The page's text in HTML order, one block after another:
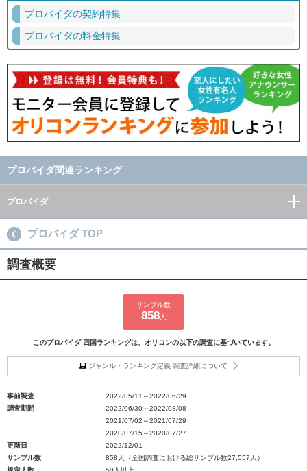
プロバイダの契約特集
プロバイダの料金特集
プロバイダ関連ランキング
プロバイダ
プロバイダ TOP
調査概要
サンプル数
858人
このプロバイダ 四国ランキングは、オリコンの以下の調査に基づいています。
ジャンル・ランキング定義 調査詳細について
事前調査
2022/05/11～2022/06/29
調査期間
2022/06/30～2022/08/08
2021/07/02～2021/07/29
2020/07/15～2020/07/27
更新日
2022/12/01
サンプル数
858人（全国調査における総サンプル数27,557人）